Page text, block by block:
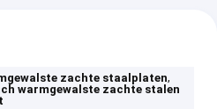
zachte staalplaten,
warmgewalste zachte stalen